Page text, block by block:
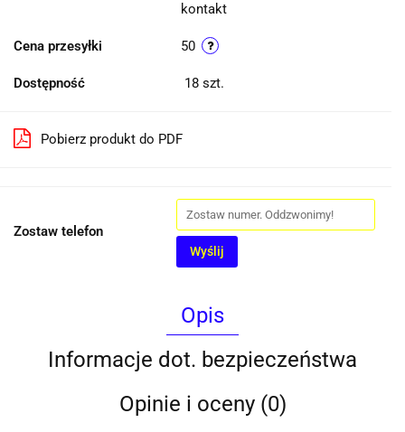
kontakt
Cena przesyłki 50
Dostępność 18 szt.
Pobierz produkt do PDF
Zostaw telefon
Wyślij
Opis
Informacje dot. bezpieczeństwa
Opinie i oceny (0)